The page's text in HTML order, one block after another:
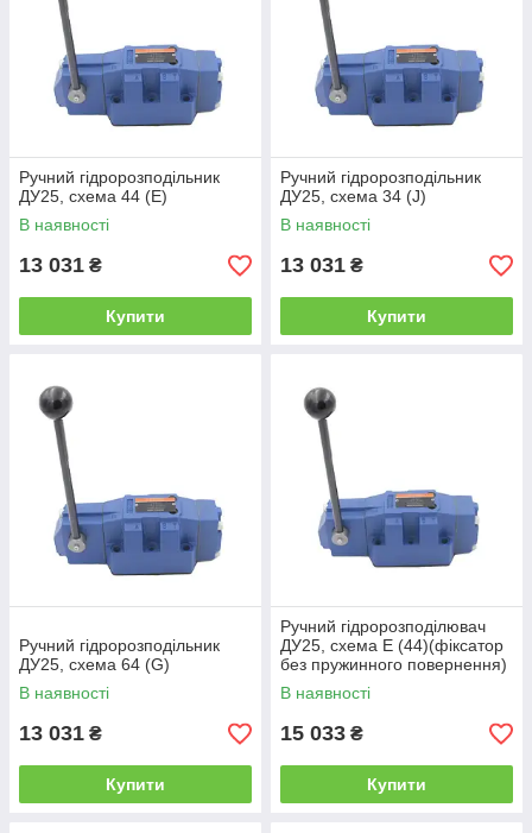
Ручний гідророзподільник
ДУ25, схема 44 (Е)
В наявності
13 031 ₴
Купити
Ручний гідророзподільник
ДУ25, схема 34 (J)
В наявності
13 031 ₴
Купити
Ручний гідророзподільник
ДУ25, схема 64 (G)
В наявності
13 031 ₴
Купити
Ручний гідророзподілювач
ДУ25, схема Е (44)(фіксатор
без пружинного повернення)
В наявності
15 033 ₴
Купити